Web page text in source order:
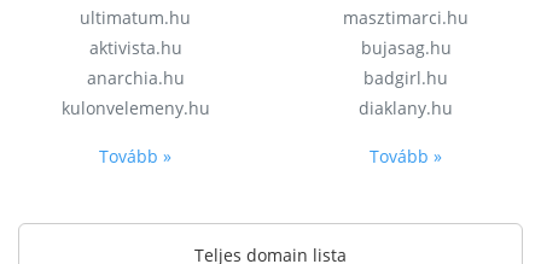
ultimatum.hu
aktivista.hu
anarchia.hu
kulonvelemeny.hu
Tovább »
masztimarci.hu
bujasag.hu
badgirl.hu
diaklany.hu
Tovább »
Teljes domain lista